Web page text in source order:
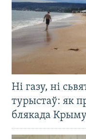
Ні газу, ні
турыстаў: як
блякада